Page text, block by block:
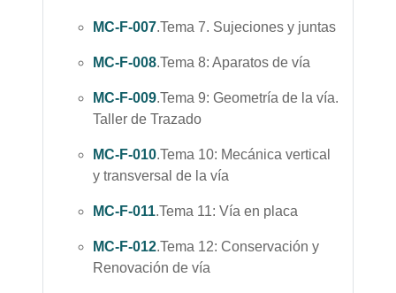
MC-F-007.Tema 7. Sujeciones y juntas
MC-F-008.Tema 8: Aparatos de vía
MC-F-009.Tema 9: Geometría de la vía.
Taller de Trazado
MC-F-010.Tema 10: Mecánica vertical
y transversal de la vía
MC-F-011.Tema 11: Vía en placa
MC-F-012.Tema 12: Conservación y
Renovación de vía